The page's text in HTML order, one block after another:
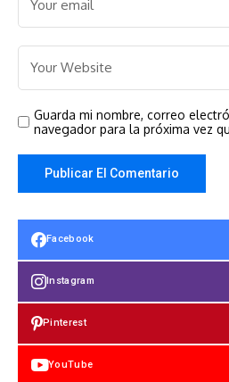
Guarda mi nombre, correo
navegador para la próxima vez
Facebook
Instagram
Pinterest
YouTube